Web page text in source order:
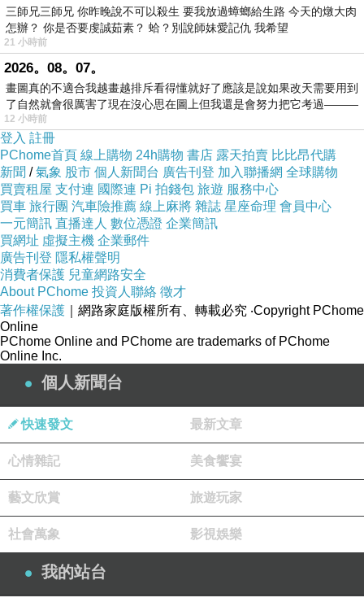
島嶼舉行婚禮，婚期訂在2月7、8日那個週末，
兩人近來都忙於準備婚宴的相關事項，賓客名單
只邀請50位親友參加，包括他和前女友凡妮莎派
樂迪斯（Vanessa Paradis）所生的子女，而女
方的婚紗則是選擇Stella McCartney所設計的，
不過，這個喜訊目前尚未獲得證實。
★圖片為版權照片，由達志影像供《ETtoday東
森新聞雲》專用，任何網站、報刊、電視台未經
達志影像許可，不得部分或全部轉載！
（中央社記者黃旭昇新北市5日電）新北市長朱
立倫今天拜會姊妹市美國洛杉磯郡，受到新任郡
監督凱瑟琳．芭葛接待。她說，台灣許多高科技
領導產業在新北市，雙方應在綠能科技及高科技
產業加強投資合作。 洛杉磯郡為美國第1大郡，
人口逾1000萬，與新北市結盟30年，雙方關係友
好密切、互訪交流不斷。芭葛（Kathryn
Barger）去年12月接任郡監督，特別邀朱立倫再
次訪問洛郡。 芭葛今天也請前任郡監督安東諾維
奇（MichaelAntonovich）夫婦共同出席，朱推
崇安東諾維奇擔任郡監督逾36年，對地方治理有
卓越貢獻，更感謝他促進姊妹市情誼，多次為中
華民國發聲、協助台灣推展外交。 芭葛承諾，將
三師兄三師兄 你昨晚說不可以殺生 要我放過蟑螂給生路 今天的燉大肉
怎辦？ 你是否要虔誠茹素？ 蛤？別說師妹愛記仇 我希望
21 小時前
2026。08。07。
畫圖真的不適合我越畫越排斥看得懂就好了應該是說如果改天需要用到
了自然就會很厲害了現在沒心思在圖上但我還是會努力把它考過———
12 小時前
登入 註冊
PChome首頁 線上購物 24h購物 書店 露天拍賣 比比昂代購
新聞 /氣象 股市 個人新聞台 廣告刊登 加入聯播網 全球購物
買賣租屋 支付連 國際連 Pi 拍錢包 旅遊 服務中心
買車 旅行團 汽車險推薦 線上麻將 雜誌 星座命理 會員中心
一元簡訊 直播達人 數位憑證 企業簡訊
買網址 虛擬主機 企業郵件
廣告刊登 隱私權聲明
消費者保護 兒童網路安全
About PChome 投資人聯絡 徵才
著作權保護 ｜網路家庭版權所有、轉載必究 ‧Copyright PChome
Online
PChome Online and PChome are trademarks of PChome
Online Inc.
個人新聞台
快速發文 最新文章
心情雜記 美食饗宴
藝文欣賞 旅遊玩家
社會萬象 影視娛樂
我的站台